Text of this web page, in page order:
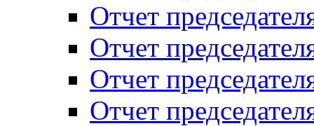
Отчет
Отчет
Отчет
Отчет